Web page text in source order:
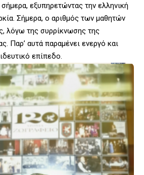
σήμερα, εξυπηρετώντας την ελληνική
Σήμερα, ο αριθμός των μαθητών
λόγω της συρρίκνωσης της
Παρ’ αυτά παραμένει ενεργό και
επίπεδο.